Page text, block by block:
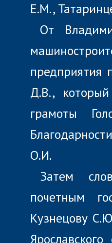
Е.М.,
От
предприятия
Д.В.,
грамоты
О.И.
Затем
почетным
Кузнецову